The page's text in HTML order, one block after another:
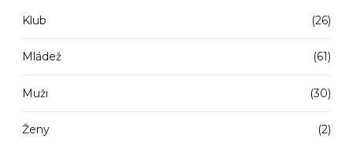
Klub (26)
Mládež (61)
Muži (30)
Ženy (2)